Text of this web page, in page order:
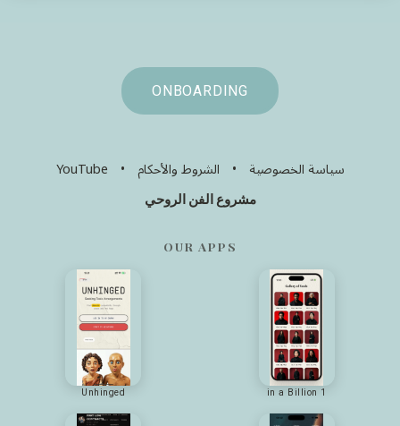
ONBOARDING
سياسة الخصوصية • الشروط والأحكام •
YouTube
مشروع الفن الروحي
OUR APPS
1 in a Billion
Unhinged